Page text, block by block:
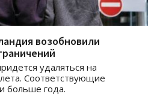
возобновили
удаляться на
Соответствующие
больше года.